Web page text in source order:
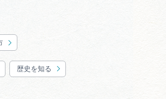
歴史を知る